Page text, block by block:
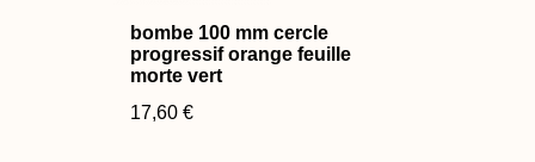
bombe 100 mm cercle
progressif orange feuille
morte vert
17,60 €